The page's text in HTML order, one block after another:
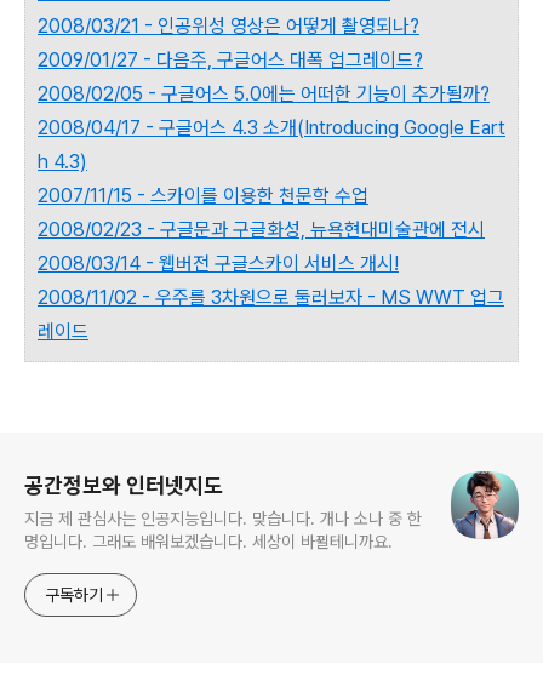
2008/03/21 - 인공위성 영상은 어떻게 촬영되나?
2009/01/27 - 다음주, 구글어스 대폭 업그레이드?
2008/02/05 - 구글어스 5.0에는 어떠한 기능이 추가될까?
2008/04/17 - 구글어스 4.3 소개(Introducing Google Eart
h 4.3)
2007/11/15 - 스카이를 이용한 천문학 수업
2008/02/23 - 구글문과 구글화성, 뉴욕현대미술관에 전시
2008/03/14 - 웹버전 구글스카이 서비스 개시!
2008/11/02 - 우주를 3차원으로 둘러보자 - MS WWT 업그
레이드
공간정보와 인터넷지도
지금 제 관심사는 인공지능입니다. 맞습니다. 개나 소나 중 한
명입니다. 그래도 배워보겠습니다. 세상이 바뀔테니까요.
구독하기